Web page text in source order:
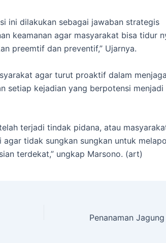
ini dilakukan sebagai jawaban strategis
keamanan agar masyarakat bisa tidur
preemtif dan preventif,” Ujarnya.
agar turut proaktif dalam
setiap kejadian yang berpotensi menjadi
terjadi tindak pidana, atau
tidak sungkan sungkan untuk
terdekat,” ungkap Marsono. (art)